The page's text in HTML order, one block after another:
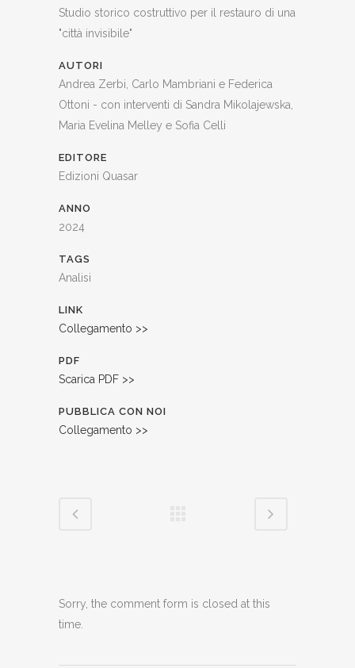
Studio storico costruttivo per il restauro di una
"città invisibile"
AUTORI
Andrea Zerbi, Carlo Mambriani e Federica
Ottoni - con interventi di Sandra Mikolajewska,
Maria Evelina Melley e Sofia Celli
EDITORE
Edizioni Quasar
ANNO
2024
TAGS
Analisi
LINK
Collegamento >>
PDF
Scarica PDF >>
PUBBLICA CON NOI
Collegamento >>
Sorry, the comment form is closed at this
time.